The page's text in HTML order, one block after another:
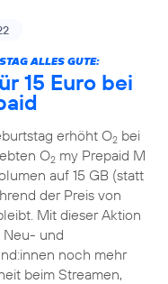
ALLES GUTE:
15 Euro bei
erhöht O2bei
O2my Prepaid M
auf 15 GB (statt
der Preis von
Mit dieser Aktion
Neu- und
noch mehr
beim Streamen,